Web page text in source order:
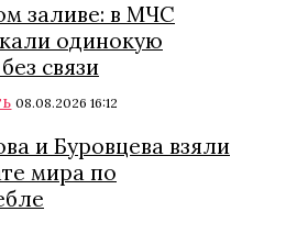
заливе: в МЧС
одинокую
связи
08.08.2026 16:12
и Буровцева взяли
мира по